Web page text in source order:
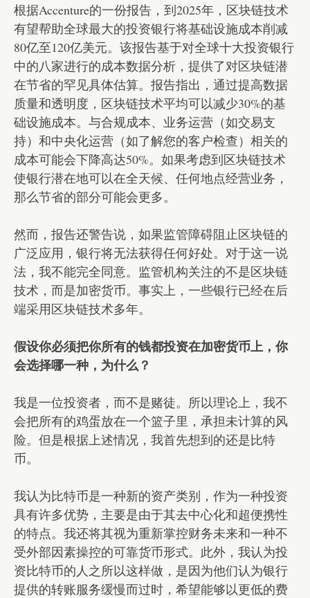
根据Accenture的一份报告，到2025年，区块链技术
有望帮助全球最大的投资银行将基础设施成本削减
80亿至120亿美元。该报告基于对全球十大投资银行
中的八家进行的成本数据分析，提供了对区块链潜
在节省的罕见具体估算。报告指出，通过提高数据
质量和透明度，区块链技术平均可以减少30%的基
础设施成本。与合规成本、业务运营（如交易支
持）和中央化运营（如了解您的客户检查）相关的
成本可能会下降高达50%。如果考虑到区块链技术
使银行潜在地可以在全天候、任何地点经营业务，
那么节省的部分可能会更多。
然而，报告还警告说，如果监管障碍阻止区块链的
广泛应用，银行将无法获得任何好处。对于这一说
法，我不能完全同意。监管机构关注的不是区块链
技术，而是加密货币。事实上，一些银行已经在后
端采用区块链技术多年。
假设你必须把你所有的钱都投资在加密货币上，你
会选择哪一种，为什么？
我是一位投资者，而不是赌徒。所以理论上，我不
会把所有的鸡蛋放在一个篮子里，承担未计算的风
险。但是根据上述情况，我首先想到的还是比特
币。
我认为比特币是一种新的资产类别，作为一种投资
具有许多优势，主要是由于其去中心化和超便携性
的特点。我还将其视为重新掌控财务未来和一种不
受外部因素操控的可靠货币形式。此外，我认为投
资比特币的人之所以这样做，是因为他们认为银行
提供的转账服务缓慢而过时，希望能够以更低的费